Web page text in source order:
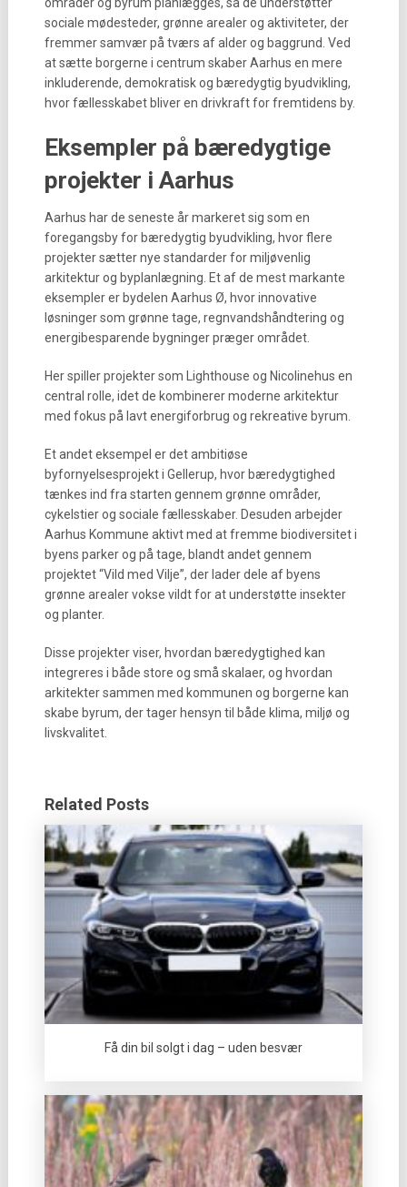
sociale mødesteder, grønne arealer og aktiviteter, der
fremmer samvær på tværs af alder og baggrund. Ved
at sætte borgerne i centrum skaber Aarhus en mere
inkluderende, demokratisk og bæredygtig byudvikling,
hvor fællesskabet bliver en drivkraft for fremtidens by.
Eksempler på bæredygtige
projekter i Aarhus
Aarhus har de seneste år markeret sig som en
foregangsby for bæredygtig byudvikling, hvor flere
projekter sætter nye standarder for miljøvenlig
arkitektur og byplanlægning. Et af de mest markante
eksempler er bydelen Aarhus Ø, hvor innovative
løsninger som grønne tage, regnvandshåndtering og
energibesparende bygninger præger området.
Her spiller projekter som Lighthouse og Nicolinehus en
central rolle, idet de kombinerer moderne arkitektur
med fokus på lavt energiforbrug og rekreative byrum.
Et andet eksempel er det ambitiøse
byfornyelsesprojekt i Gellerup, hvor bæredygtighed
tænkes ind fra starten gennem grønne områder,
cykelstier og sociale fællesskaber. Desuden arbejder
Aarhus Kommune aktivt med at fremme biodiversitet i
byens parker og på tage, blandt andet gennem
projektet “Vild med Vilje”, der lader dele af byens
grønne arealer vokse vildt for at understøtte insekter
og planter.
Disse projekter viser, hvordan bæredygtighed kan
integreres i både store og små skalaer, og hvordan
arkitekter sammen med kommunen og borgerne kan
skabe byrum, der tager hensyn til både klima, miljø og
livskvalitet.
Related Posts
Få din bil solgt i dag – uden besvær